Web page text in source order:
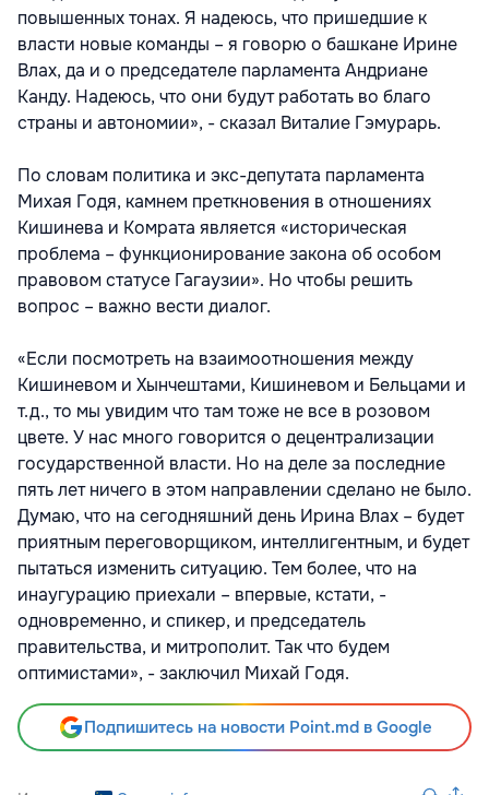
повышенных тонах. Я надеюсь, что пришедшие к
власти новые команды – я говорю о башкане Ирине
Влах, да и о председателе парламента Андриане
Канду. Надеюсь, что они будут работать во благо
страны и автономии», - сказал Виталие Гэмурарь.
По словам политика и экс-депутата парламента
Михая Годя, камнем преткновения в отношениях
Кишинева и Комрата является «историческая
проблема – функционирование закона об особом
правовом статусе Гагаузии». Но чтобы решить
вопрос – важно вести диалог.
«Если посмотреть на взаимоотношения между
Кишиневом и Хынчештами, Кишиневом и Бельцами и
т.д., то мы увидим что там тоже не все в розовом
цвете. У нас много говорится о децентрализации
государственной власти. Но на деле за последние
пять лет ничего в этом направлении сделано не было.
Думаю, что на сегодняшний день Ирина Влах – будет
приятным переговорщиком, интеллигентным, и будет
пытаться изменить ситуацию. Тем более, что на
инаугурацию приехали – впервые, кстати, -
одновременно, и спикер, и председатель
правительства, и митрополит. Так что будем
оптимистами», - заключил Михай Годя.
Подпишитесь на новости Point.md в Google